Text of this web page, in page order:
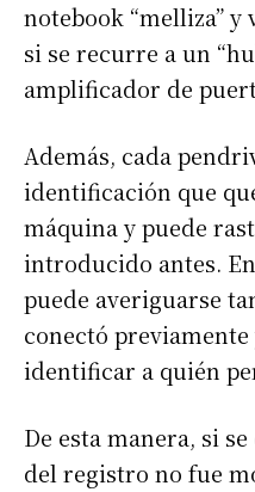
notebook “melliza”
si se recurre a un
amplificador de
Además, cada
identificación que
máquina y puede
introducido antes.
puede averiguarse
conectó
identificar a quién
De esta manera, si
del registro no fue